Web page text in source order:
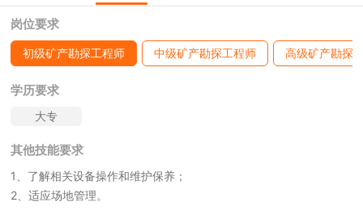
岗位要求
初级矿产勘探工程师 中级矿产勘探工程师 高级矿产勘探
学历要求
大专
其他技能要求
1、了解相关设备操作和维护保养；
2、适应场地管理。